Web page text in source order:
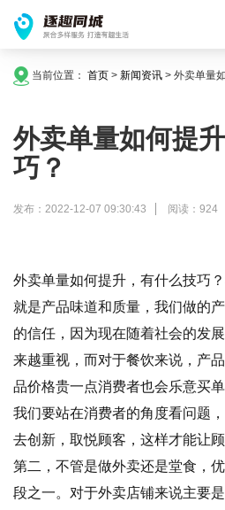
当前位置： 首页 > 新闻资讯 > 外卖单量
外卖单量如何提
巧？
发布：2022-12-07 09:30:43 阅读：924
外卖单量如何提升，有什么技巧
就是产品味道和质量，我们做的
的信任，因为现在随着社会的发
来越重视，而对于餐饮来说，产
品价格贵一点消费者也会乐意买单
我们要站在消费者的角度看问题
去创新，取悦顾客，这样才能让
第二，不管是做外卖还是堂食，
段之一。对于外卖店铺来说主要